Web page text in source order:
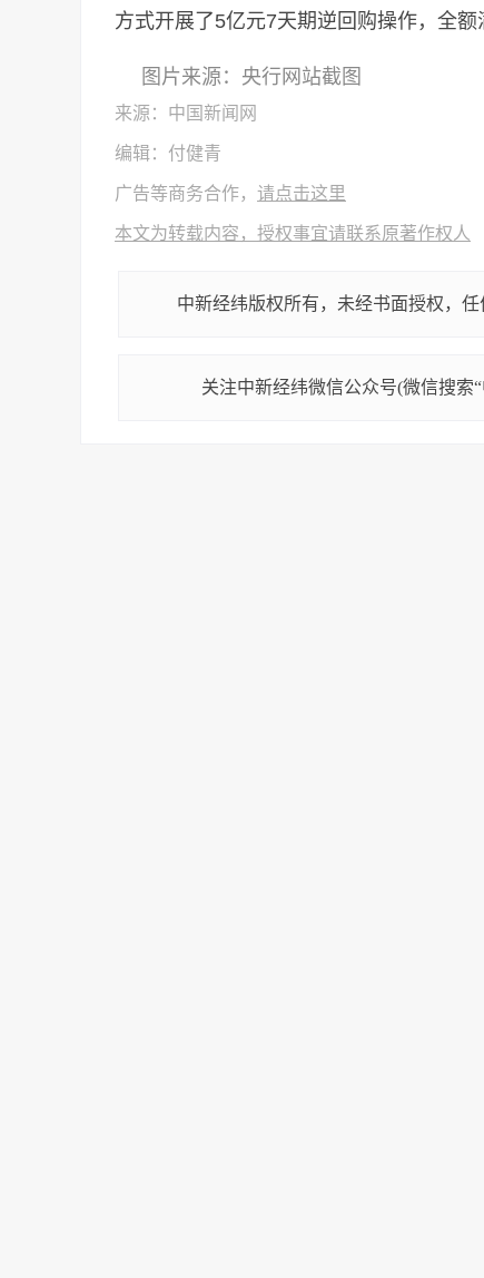
方式开展了5亿元7天期逆回购操作，全
图片来源：央行网站截图
来源：中国新闻网
编辑：付健青
广告等商务合作， 请点击这里
本文为转载内容，授权事宜请联系原著作权人
中新经纬版权所有，未经书面授权，
关注中新经纬微信公众号(微信搜索